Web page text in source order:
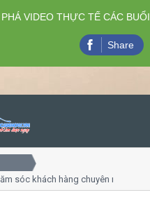
hàng chuyên nghiệp
VIDEO THỰC TẾ CÁC
Share